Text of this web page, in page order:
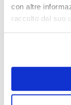
con altre
raccolto dal suo
CATEGORIE
L'intervista